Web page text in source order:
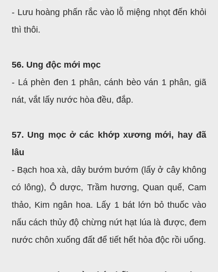
- Lưu hoàng phấn rắc vào lỗ miệng nhọt đến khỏi
thì thôi.
56. Ung độc mới mọc
- Lá phèn đen 1 phân, cánh bèo ván 1 phân, giã
nát, vắt lấy nước hòa đều, đắp.
57. Ung mọc ở các khớp xương mới, hay đã
lâu
- Bạch hoa xà, dây bướm bướm (lấy ở cây không
có lông), Ô dược, Trầm hương, Quan quế, Cam
thảo, Kim ngân hoa. Lấy 1 bát lớn bỏ thuốc vào
nấu cách thủy độ chừng nứt hạt lúa là được, đem
nước chôn xuống đất để tiết hết hỏa độc rồi uống.